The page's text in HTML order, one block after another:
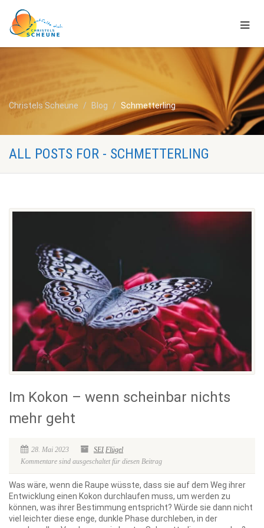
Christels Scheune Blog Schmetterling
ALL POSTS FOR - SCHMETTERLING
Im Kokon – wenn scheinbar nichts
mehr geht
28. Mai 2023 SEI Flügel
Kommentare sind ausgeschaltet für diesen Beitrag
Was wäre, wenn die Raupe wüsste, dass sie auf dem Weg ihrer
Entwicklung einen Kokon durchlaufen muss, um werden zu
können, was ihrer Bestimmung entspricht? Würde sie dann nicht
viel leichter diese enge, dunkle Phase durchleben, in der